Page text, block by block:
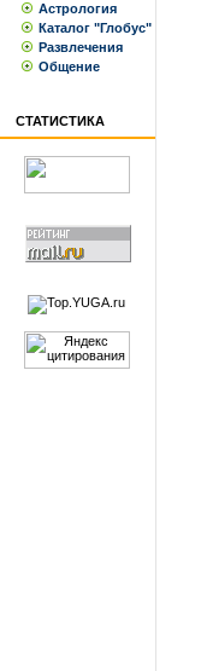
Астрология
Каталог "Глобус"
Развлечения
Общение
СТАТИСТИКА